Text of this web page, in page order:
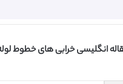
انگلیسی خرابی های خطوط